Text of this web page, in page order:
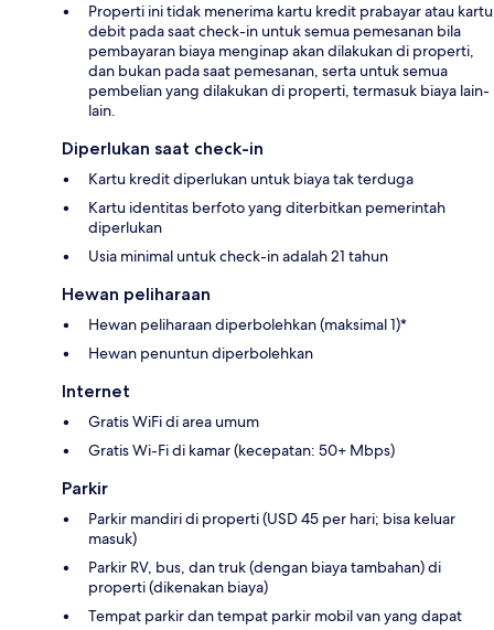
Properti ini tidak menerima kartu kredit prabayar atau kartu
debit pada saat check-in untuk semua pemesanan bila
pembayaran biaya menginap akan dilakukan di properti,
dan bukan pada saat pemesanan, serta untuk semua
pembelian yang dilakukan di properti, termasuk biaya lain-
lain.
Diperlukan saat check-in
Kartu kredit diperlukan untuk biaya tak terduga
Kartu identitas berfoto yang diterbitkan pemerintah
diperlukan
Usia minimal untuk check-in adalah 21 tahun
Hewan peliharaan
Hewan peliharaan diperbolehkan (maksimal 1)*
Hewan penuntun diperbolehkan
Internet
Gratis WiFi di area umum
Gratis Wi-Fi di kamar (kecepatan: 50+ Mbps)
Parkir
Parkir mandiri di properti (USD 45 per hari; bisa keluar
masuk)
Parkir RV, bus, dan truk (dengan biaya tambahan) di
properti (dikenakan biaya)
Tempat parkir dan tempat parkir mobil van yang dapat